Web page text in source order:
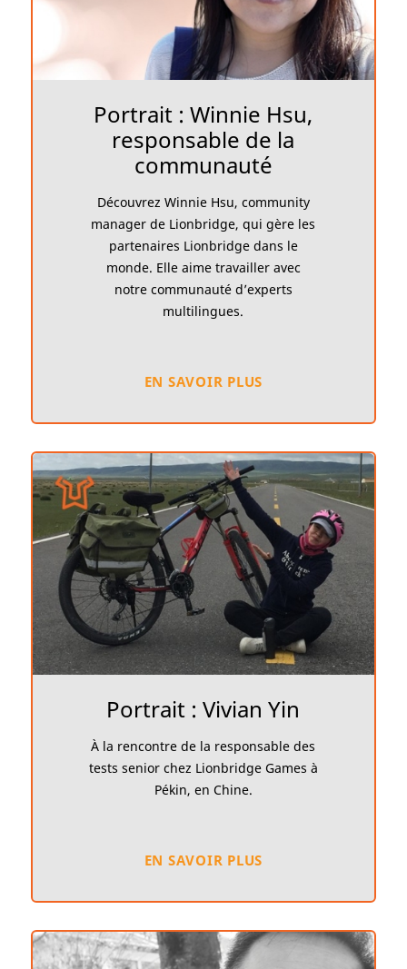
Portrait : Winnie Hsu,
responsable de la
communauté
Découvrez Winnie Hsu, community
manager de Lionbridge, qui gère les
partenaires Lionbridge dans le
monde. Elle aime travailler avec
notre communauté d’experts
multilingues.
EN SAVOIR PLUS
Portrait : Vivian Yin
À la rencontre de la responsable des
tests senior chez Lionbridge Games à
Pékin, en Chine.
EN SAVOIR PLUS